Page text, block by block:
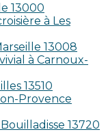
13000
à Les
13008
à Carnoux-
13510
Provence
13720